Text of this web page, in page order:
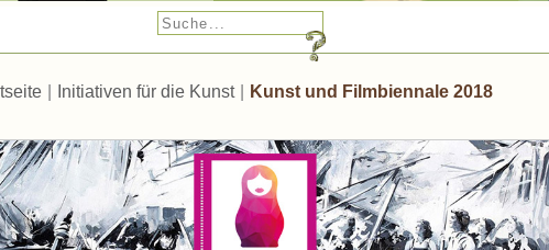
Initiativen für die Kunst Kunst und Filmbiennale 2018